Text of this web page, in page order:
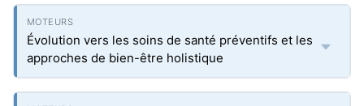
Évolution vers les soins de santé préventifs et les
approches de bien-être holistique